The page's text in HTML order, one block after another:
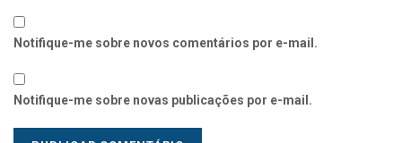
Notifique-me sobre novos comentários por e-mail.
Notifique-me sobre novas publicações por e-mail.